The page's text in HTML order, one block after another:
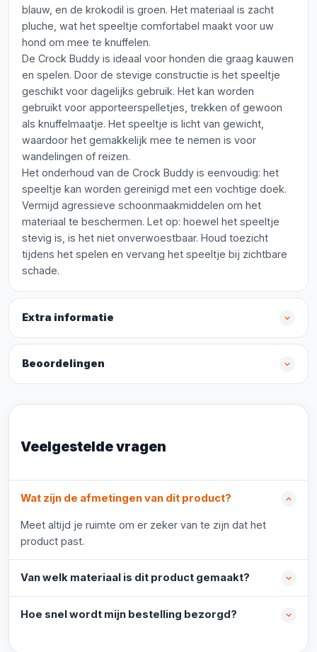
blauw, en de krokodil is groen. Het materiaal is zacht
pluche, wat het speeltje comfortabel maakt voor uw
hond om mee te knuffelen.
De Crock Buddy is ideaal voor honden die graag kauwen
en spelen. Door de stevige constructie is het speeltje
geschikt voor dagelijks gebruik. Het kan worden
gebruikt voor apporteerspelletjes, trekken of gewoon
als knuffelmaatje. Het speeltje is licht van gewicht,
waardoor het gemakkelijk mee te nemen is voor
wandelingen of reizen.
Het onderhoud van de Crock Buddy is eenvoudig: het
speeltje kan worden gereinigd met een vochtige doek.
Vermijd agressieve schoonmaakmiddelen om het
materiaal te beschermen. Let op: hoewel het speeltje
stevig is, is het niet onverwoestbaar. Houd toezicht
tijdens het spelen en vervang het speeltje bij zichtbare
schade.
Extra informatie
Beoordelingen
Veelgestelde vragen
Wat zijn de afmetingen van dit product?
Meet altijd je ruimte om er zeker van te zijn dat het
product past.
Van welk materiaal is dit product gemaakt?
Hoe snel wordt mijn bestelling bezorgd?